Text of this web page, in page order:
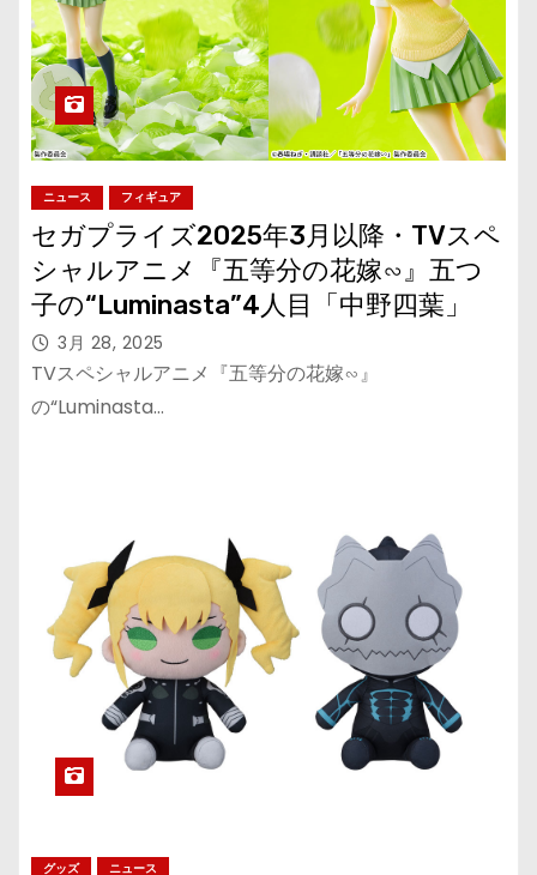
ニュース フィギュア
セガプライズ2025年3月以降・TVスペ
シャルアニメ『五等分の花嫁∽』五つ
子の“Luminasta”4人目「中野四葉」
3月 28, 2025
TVスペシャルアニメ『五等分の花嫁∽』
の“Luminasta…
グッズ ニュース